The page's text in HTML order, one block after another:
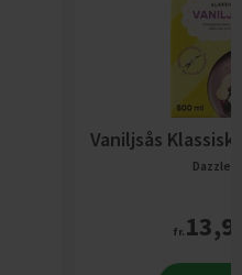
Vaniljsås
Dazzley
fr.